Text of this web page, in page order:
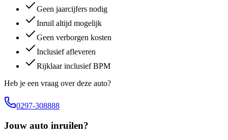
Geen jaarcijfers nodig
Inruil altijd mogelijk
Geen verborgen kosten
Inclusief afleveren
Rijklaar inclusief BPM
Heb je een vraag over deze auto?
0297-308888
Jouw auto inruilen?